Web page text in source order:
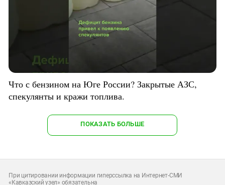
Что с бензином на Юге России? Закрытые АЗС,
спекулянты и кражи топлива.
ПОКАЗАТЬ БОЛЬШЕ
При цитировании информации гиперссылка на Интернет-СМИ
«Кавказский узел» обязательна